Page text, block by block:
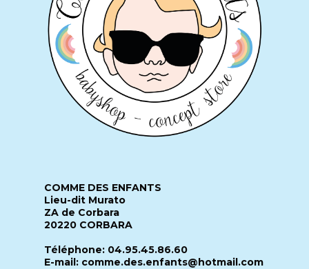
COMME DES ENFANTS
Lieu-dit Murato
ZA de Corbara
20220 CORBARA
Téléphone: 04.95.45.86.60
E-mail: comme.des.enfants@hotmail.com